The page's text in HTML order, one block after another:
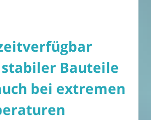
Bauteile
bei extremen